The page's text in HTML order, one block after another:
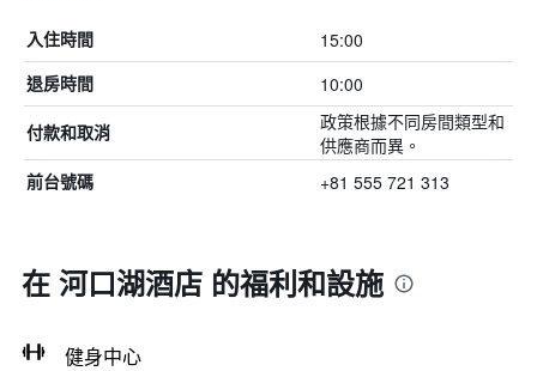
入住時間 15:00
退房時間 10:00
付款和取消
政策根據不同房間類型和
供應商而異。
前台號碼 +81 555 721 313
在 河口湖酒店 的福利和設施
健身中心